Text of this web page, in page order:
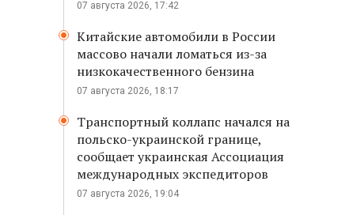
07 августа 2026, 17:42
Китайские автомобили в России
массово начали ломаться из-за
низкокачественного бензина
07 августа 2026, 18:17
Транспортный коллапс начался на
польско-украинской границе,
сообщает украинская Ассоциация
международных экспедиторов
07 августа 2026, 19:04